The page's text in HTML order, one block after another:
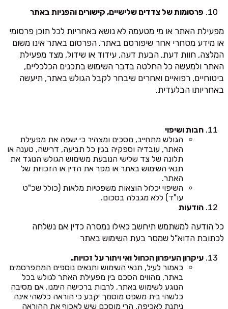
פרסומות של צדדים שלישיים, קישורים והפניות באתר
מפעילת האתר או מי מטעמה לא נושא באחריות לכל תוכן פרסומי
או מידע מסחרי אחר שיפורסם באתר. הפרסום באתר אינו משום
המלצה, חוות דעת, הבעת דעה, עידוד או שידול, מצד מפעילת
האתר ולמעשה כל החלטה בדבר השימוש בתכנים הכלכליים,
ביטוחיים, רפואיים ואחרים שיבחר לקבל הגולש באתר, תיעשה
באחריותו הבלעדית.
חבות ושיפוי
הגולש מתחייב, מסכים ומצהיר כי ישפה את מפעילת
האתר, עובדיה וספקיה בגין כל תביעה, דרישה, טענה או
תלונה של צד שלישי הנובעת משימוש הגולש הנוגד את
תנאי השימוש באתר או מפר את הדין או הזכויות של
האתר.
השיפוי יכלול הוצאות משפטיות מלאות (כולל שכ"ט
עו"ד) ללא מגבלה בסכום.
הודעות
כל הודעה למשתמש תיחשב כאילו נמסרה כדין אם נשלחה
לכתובת הדוא"ל שמסר בעת השימוש באתר
עיקרון העיפרון הכחול ואי ויתור על זכויות.
כאמור לעיל, תנאי השימוש ותנאים נוספים המתפרסמים
באתר, מהווים הסכם בין מפעילת האתר לגולש בכל
הנוגע לשימוש באתר, לרבות ברכישה הימנו. אם מסיבה
כלשהי בית משפט מוסמך יקבע כי הוראה כלשהי אינה
ניתנת לאכיפה, הרי מוסכם שיש לאכוף את ההוראה